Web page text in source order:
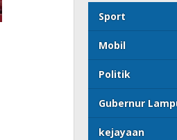
Sport
Mobil
Politik
Gubernur
kejayaan